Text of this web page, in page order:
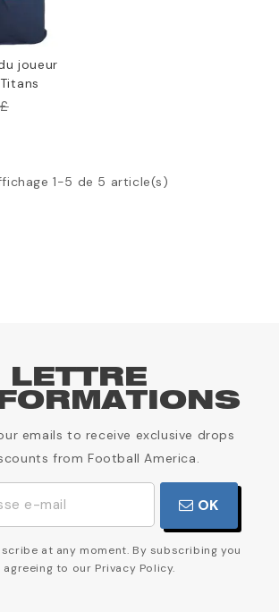
joueur
1-5 de 5 article(s)
LETTRE
emails to receive exclusive drops
from Football America.
OK
at any moment. By subscribing you
agreeing to our Privacy Policy.